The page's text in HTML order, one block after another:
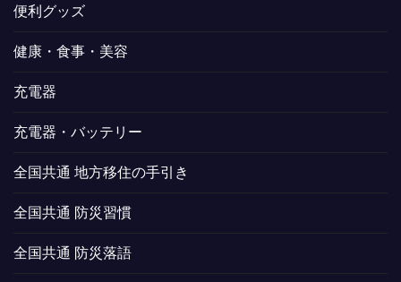
便利グッズ
健康・食事・美容
充電器
充電器・バッテリー
全国共通 地方移住の手引き
全国共通 防災習慣
全国共通 防災落語